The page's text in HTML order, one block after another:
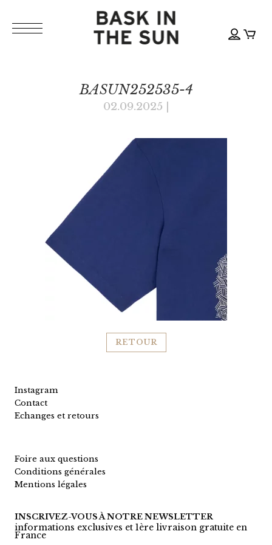
BASUN252535-4
02.09.2025
RETOUR
Instagram
Contact
Echanges et retours
Foire aux questions
Conditions générales
Mentions légales
INSCRIVEZ-VOUS À NOTRE NEWSLETTER
informations exclusives et 1ère livraison gratuite en
France